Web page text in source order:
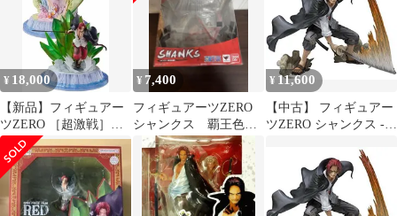
¥ 18,000
【新品】フィギュアー
ツZERO ［超激戦］ワ
ンピース シャンクス＆
ウタ -ONE PIECE FILM
RED Ver.- 約240mm
PVC＆ABS製 塗装済み
完成品フィギュア
¥ 7,400
フィギュアーツZERO
シャンクス 覇王色の
覇気
¥ 11,600
【中古】 フィギュアー
ツZERO シャンクス -